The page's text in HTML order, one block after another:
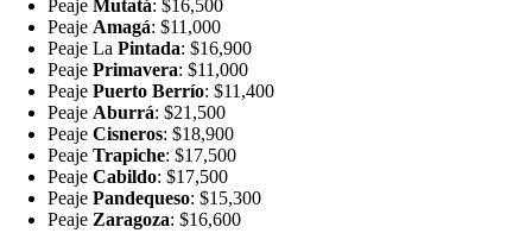
Peaje Mutatá: $16,500
Peaje Amagá: $11,000
Peaje La Pintada: $16,900
Peaje Primavera: $11,000
Peaje Puerto Berrío: $11,400
Peaje Aburrá: $21,500
Peaje Cisneros: $18,900
Peaje Trapiche: $17,500
Peaje Cabildo: $17,500
Peaje Pandequeso: $15,300
Peaje Zaragoza: $16,600